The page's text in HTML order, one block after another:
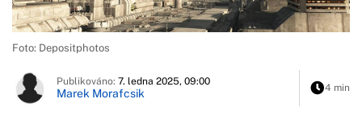
Foto: Depositphotos
Publikováno: 7. ledna 2025, 09:00
Marek Morafcsik 4 min